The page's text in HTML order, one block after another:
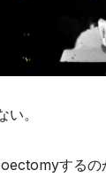
。
するの